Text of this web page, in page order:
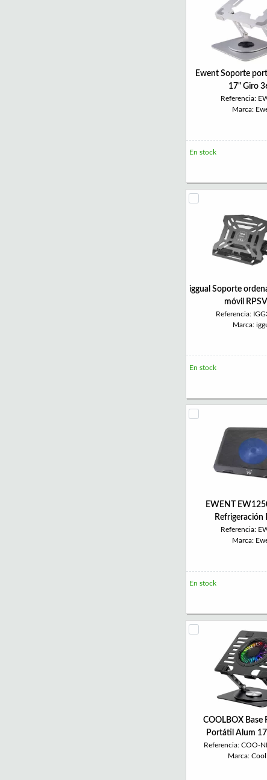
Ewent Soporte
17" Giro
Referencia:
Marca:
En stock
iggual Soporte
móvil
Referencia:
Marca:
En stock
EWENT
Refrigeración
Referencia:
Marca:
En stock
COOLBOX Base
Portátil Alum
Referencia: COO-
Marca: